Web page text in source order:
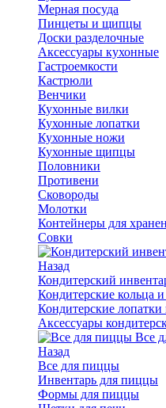
Мерная посуда
Пинцеты и щипцы
Доски разделочные
Аксессуары кухонные
Гастроемкости
Кастрюли
Венчики
Кухонные вилки
Кухонные лопатки
Кухонные ножи
Кухонные щипцы
Половники
Противени
Сковороды
Молотки
Контейнеры для
Совки
Назад
Кондитерский
Кондитерские кольца
Кондитерские лопатки
Аксессуары
Все
Назад
Все для пиццы
Инвентарь для пиццы
Формы для пиццы